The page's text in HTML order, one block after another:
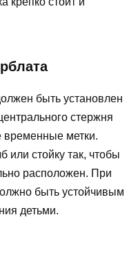
быть установлен
стержня
временные метки.
или стойку так, чтобы
расположен. При
быть устойчивым
детьми.